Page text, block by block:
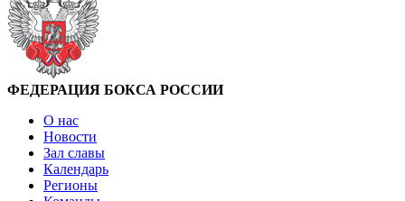
ФЕДЕРАЦИЯ БОКСА РОССИИ
О нас
Новости
Зал славы
Календарь
Регионы